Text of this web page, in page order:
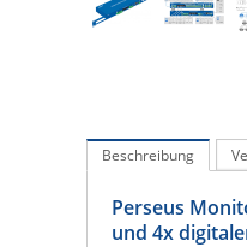
Beschreibung
Perseus
und 4x